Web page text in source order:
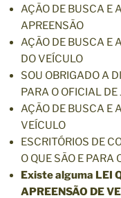
AÇÃO DE BUSCA E
APREENSÃO
AÇÃO DE BUSCA E
DO VEÍCULO
SOU OBRIGADO A
PARA O OFICIAL
AÇÃO DE BUSCA E
VEÍCULO
ESCRITÓRIOS DE
O QUE SÃO E PARA
Existe alguma LEI
APREENSÃO DE